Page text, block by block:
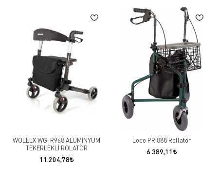
WOLLEX WG-R968 ALÜMİNYUM
TEKERLEKLİ ROLATÖR
11.204,78
Loco PR 888 Rollatör
6.389,11